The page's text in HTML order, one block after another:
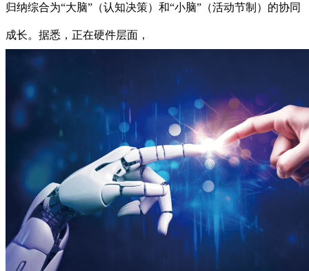
归纳综合为“大脑”（认知决策）和“小脑”（活动节制）的协同
成长。据悉，正在硬件层面，